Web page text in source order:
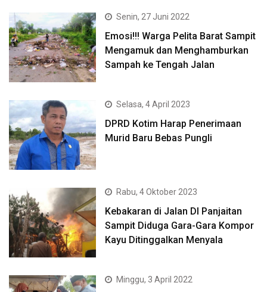
Senin, 27 Juni 2022
Emosi!!! Warga Pelita Barat Sampit
Mengamuk dan Menghamburkan
Sampah ke Tengah Jalan
Selasa, 4 April 2023
DPRD Kotim Harap Penerimaan
Murid Baru Bebas Pungli
Rabu, 4 Oktober 2023
Kebakaran di Jalan DI Panjaitan
Sampit Diduga Gara-Gara Kompor
Kayu Ditinggalkan Menyala
Minggu, 3 April 2022